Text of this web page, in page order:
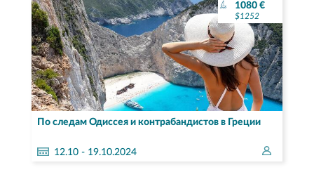
1080 €
$1252
По следам Одиссея и контрабандистов в Греции
12.10- 19.10.2024